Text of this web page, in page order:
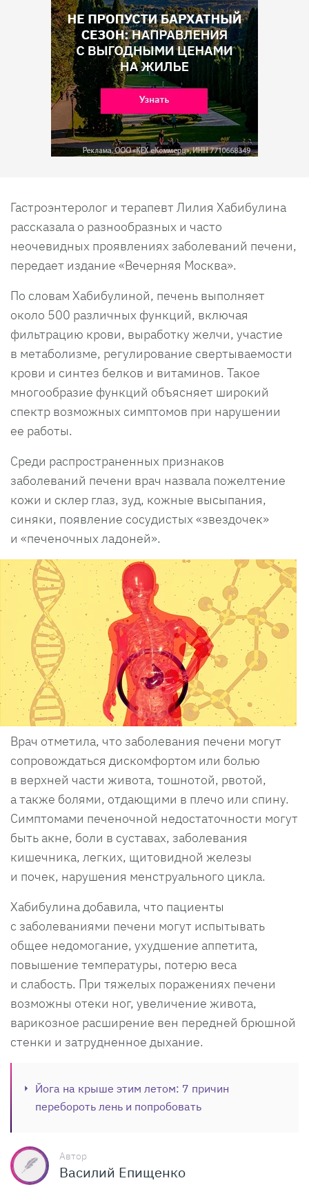
Гастроэнтеролог и терапевт Лилия Хабибулина
рассказала о разнообразных и часто
неочевидных проявлениях заболеваний печени,
передает издание «Вечерняя Москва».
По словам Хабибулиной, печень выполняет
около 500 различных функций, включая
фильтрацию крови, выработку желчи, участие
в метаболизме, регулирование свертываемости
крови и синтез белков и витаминов. Такое
многообразие функций объясняет широкий
спектр возможных симптомов при нарушении
ее работы.
Среди распространенных признаков
заболеваний печени врач назвала пожелтение
кожи и склер глаз, зуд, кожные высыпания,
синяки, появление сосудистых «звездочек»
и «печеночных ладоней».
Врач отметила, что заболевания печени могут
сопровождаться дискомфортом или болью
в верхней части живота, тошнотой, рвотой,
а также болями, отдающими в плечо или спину.
Симптомами печеночной недостаточности могут
быть акне, боли в суставах, заболевания
кишечника, легких, щитовидной железы
и почек, нарушения менструального цикла.
Хабибулина добавила, что пациенты
с заболеваниями печени могут испытывать
общее недомогание, ухудшение аппетита,
повышение температуры, потерю веса
и слабость. При тяжелых поражениях печени
возможны отеки ног, увеличение живота,
варикозное расширение вен передней брюшной
стенки и затрудненное дыхание.
Йога на крыше этим летом: 7 причин
перебороть лень и попробовать
Автор
Василий Епищенко